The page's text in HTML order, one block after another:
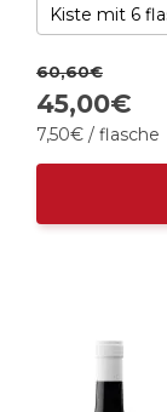
60,60€
45,00€
7,50€ / flasche